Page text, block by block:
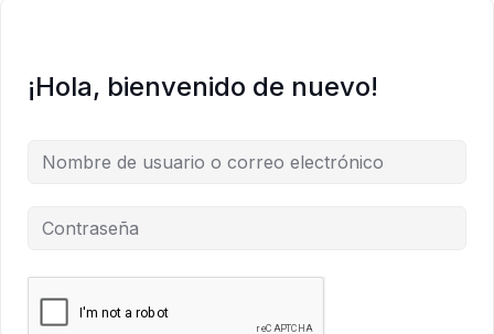
¡Hola, bienvenido de nuevo!